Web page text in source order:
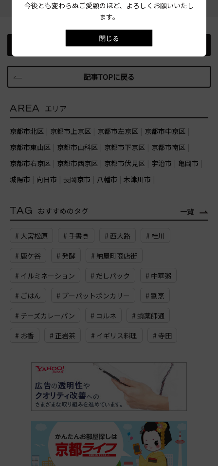
前の記事
記事TOPに戻る
次の記事
AREA エリア
京都市北区 京都市上京区 京都市左京区
京都市中京区
京都市東山区
京都市山科区 京都市下京区
京都市南区
京都市右京区
京都市西京区 京都市伏見区 宇治市
亀岡市
城陽市
向日市 長岡京市 八幡市 木津川市
TAG おすすめのタグ 一覧
# 大宮松原 # 手書き # 西大路 # 桂川
# 鹿ケ谷 # 発酵 # 納屋町商店街
# イルミネーション # だしパック # 中華粥
# ごはん # プーパットポンカリー # 割烹
# チーズカレーパン # コルネ # 蛸薬師通
# お香 # 正岩茶 # イギリス料理 # 寺田
今後とも変わらぬご愛顧のほど、よろしくお願いいたし
ます。
閉じる